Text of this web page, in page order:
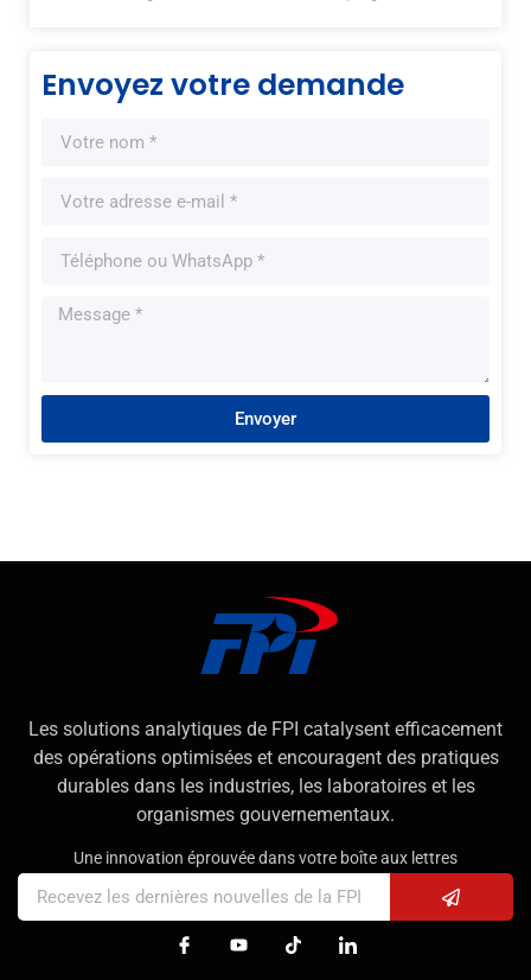
Envoyez votre demande
Envoyer
Les solutions analytiques de FPI catalysent efficacement
des opérations optimisées et encouragent des pratiques
durables dans les industries, les laboratoires et les
organismes gouvernementaux.
Une innovation éprouvée dans votre boîte aux lettres